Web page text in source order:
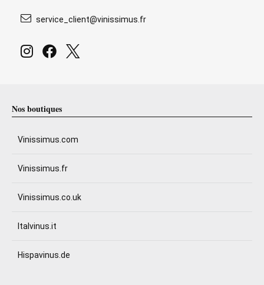
service_client@vinissimus.fr
Nos boutiques
Vinissimus.com
Vinissimus.fr
Vinissimus.co.uk
Italvinus.it
Hispavinus.de